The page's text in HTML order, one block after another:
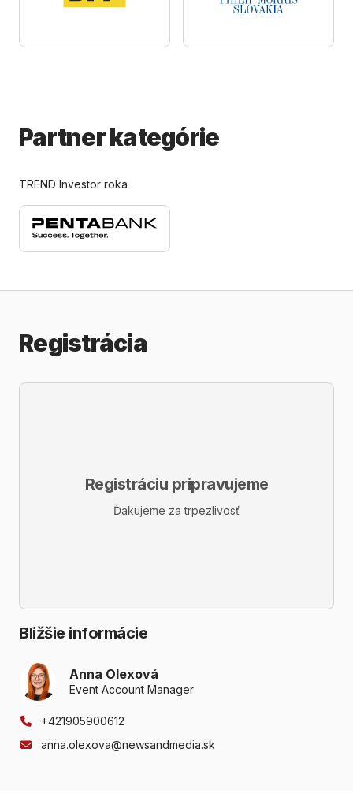
Partner kategórie
TREND Investor roka
Registrácia
Registráciu pripravujeme
Ďakujeme za trpezlivosť
Bližšie informácie
Anna Olexová
Event Account Manager
+421905900612
anna.olexova@newsandmedia.sk